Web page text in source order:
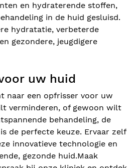
en hydraterende stoffen,
in de huid gesluisd.
hydratatie, verbeterde
gezondere, jeugdigere
uw huid
naar een opfrisser voor uw
verminderen, of gewoon wilt
behandeling, de
de perfecte keuze. Ervaar zelf
innovatieve technologie en
gezonde huid.Maak